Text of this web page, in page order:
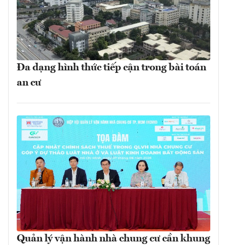
Đa dạng hình thức tiếp cận trong bài toán
an cư
Quản lý vận hành nhà chung cư cần khung